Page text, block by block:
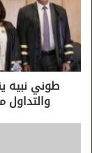
طوني نبيه